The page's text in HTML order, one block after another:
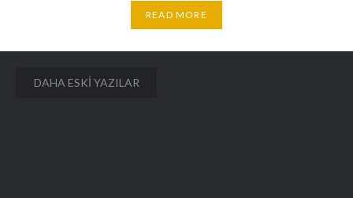
READ MORE
Yazı
DAHA ESKI YAZILAR